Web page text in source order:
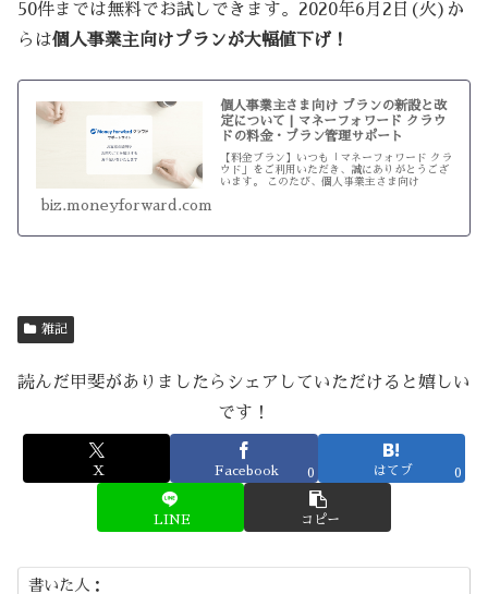
50件までは無料でお試しできます。2020年6月2日(火)か
らは個人事業主向けプランが大幅値下げ！
個人事業主さま向け プランの新設と改
定について | マネーフォワード クラウ
ドの料金・プラン管理サポート
【料金プラン】いつも「マネーフォワード クラ
ウド」をご利用いただき、誠にありがとうござ
います。 このたび、個人事業主さま向け
biz.moneyforward.com
雑記
読んだ甲斐がありましたらシェアしていただけると嬉しい
です！
X Facebook 0 はてブ 0
LINE コピー
書いた人：